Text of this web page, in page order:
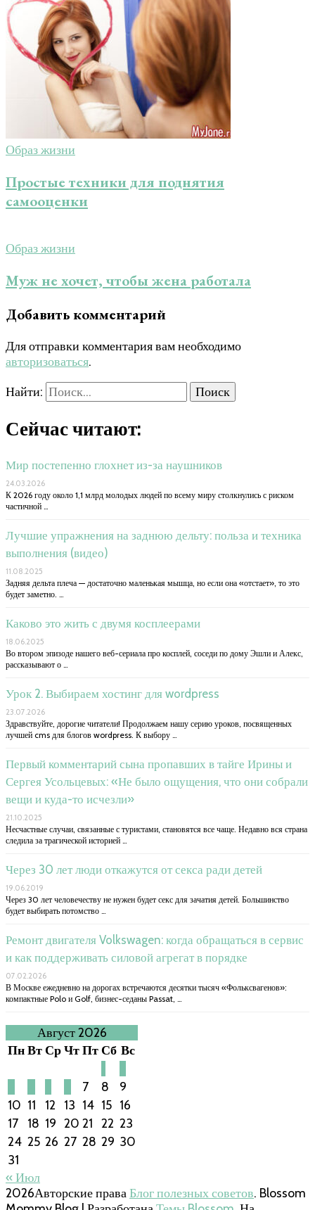
Образ жизни
Простые техники для поднятия
самооценки
Образ жизни
Муж не хочет, чтобы жена работала
Добавить комментарий
Для отправки комментария вам необходимо
авторизоваться.
Найти:
Сейчас читают:
Мир постепенно глохнет из-за наушников
24.03.2026
К 2026 году около 1,1 млрд молодых людей по всему миру столкнулись с риском
частичной …
Лучшие упражнения на заднюю дельту: польза и техника
выполнения (видео)
11.08.2025
​Задняя дельта плеча — достаточно маленькая мышца, но если она «отстает», то это
будет заметно. …
Каково это жить с двумя косплеерами
18.06.2025
Во втором эпизоде нашего веб-сериала про косплей, соседи по дому Эшли и Алекс,
рассказывают о …
Урок 2. Выбираем хостинг для wordpress
23.07.2026
Здравствуйте, дорогие читатели! Продолжаем нашу серию уроков, посвященных
лучшей cms для блогов wordpress. К выбору …
Первый комментарий сына пропавших в тайге Ирины и
Сергея Усольцевых: «Не было ощущения, что они собрали
вещи и куда-то исчезли»
21.10.2025
Несчастные случаи, связанные с туристами, становятся все чаще. Недавно вся страна
следила за трагической историей …
Через 30 лет люди откажутся от секса ради детей
19.06.2019
Через 30 лет человечеству не нужен будет секс для зачатия детей. Большинство
будет выбирать потомство …
Ремонт двигателя Volkswagen: когда обращаться в сервис
и как поддерживать силовой агрегат в порядке
07.02.2026
В Москве ежедневно на дорогах встречаются десятки тысяч «Фольксвагенов»:
компактные Polo и Golf, бизнес-седаны Passat, …
Август 2026
ПнВтСрЧтПтСб Вс
7 8
9
10 11 12 13 14 15 16
17
18 19 20 21 22 23
24 25 26 27 28 29 30
31
« Июл
2026Авторские праваБлог полезных советов. Blossom